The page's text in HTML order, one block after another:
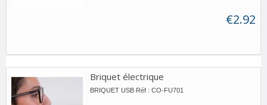
€2.92
Briquet électrique
BRIQUET USB Réf : CO-FU701